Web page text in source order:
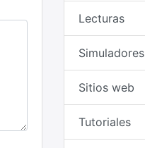
Lecturas
Simuladores
Sitios web
Tutoriales